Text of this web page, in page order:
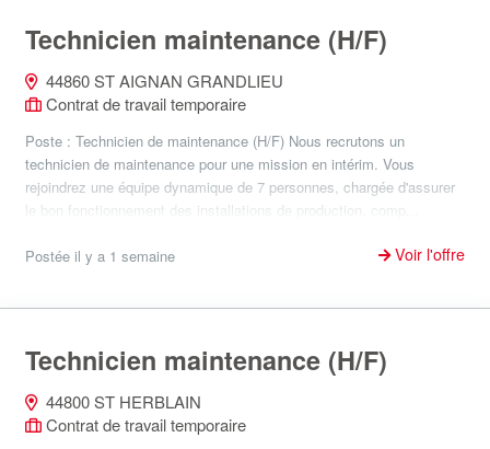
Technicien maintenance (H/F)
44860 ST AIGNAN GRANDLIEU
Contrat de travail temporaire
Poste : Technicien de maintenance (H/F) Nous recrutons un
technicien de maintenance pour une mission en intérim. Vous
rejoindrez une équipe dynamique de 7 personnes, chargée d'assurer
le bon fonctionnement des installations de production, comp...
Postée il y a 1 semaine Voir l'offre
Technicien maintenance (H/F)
44800 ST HERBLAIN
Contrat de travail temporaire